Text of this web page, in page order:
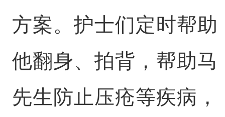
方案。护士们定时帮助
他翻身、拍背，帮助马
先生防止压疮等疾病，